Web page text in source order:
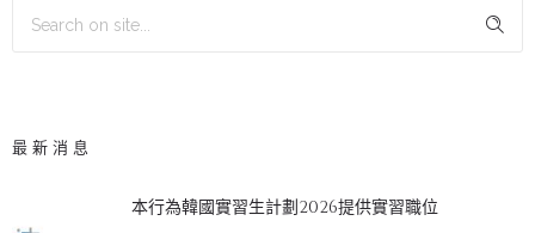
最新消息
本行為韓國實習生計劃2026提供實習職位